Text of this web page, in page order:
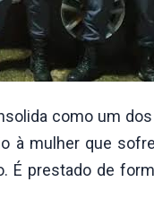
como um
à mulher que
prestado de